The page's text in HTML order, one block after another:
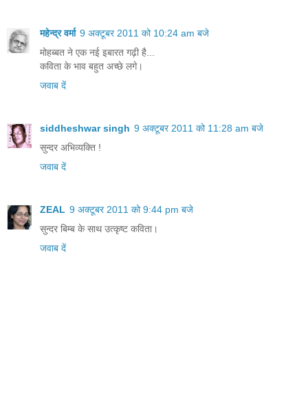
महेन्‍द्र वर्मा 9 अक्टूबर 2011 को 10:24 am बजे
मोहब्बत ने एक नई इबारत गढ़ी है...
कविता के भाव बहुत अच्छे लगे।
जवाब दें
siddheshwar singh 9 अक्टूबर 2011 को 11:28 am बजे
सुन्दर अभिव्यक्ति !
जवाब दें
ZEAL 9 अक्टूबर 2011 को 9:44 pm बजे
सुन्दर बिम्ब के साथ उत्कृष्ट कविता।
जवाब दें